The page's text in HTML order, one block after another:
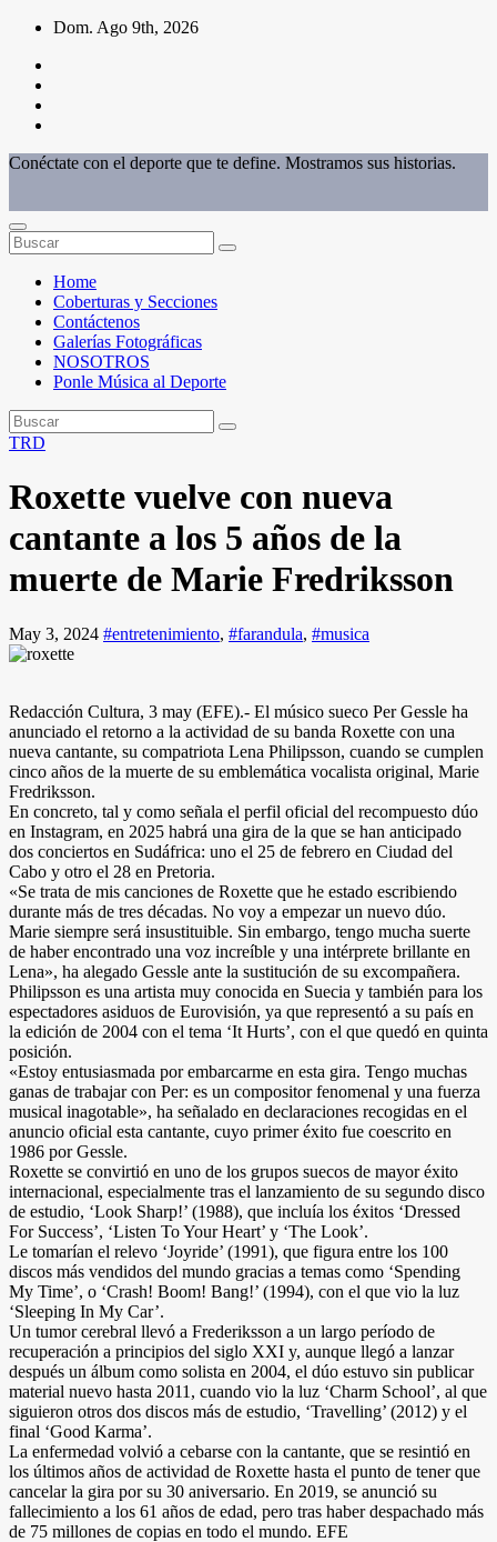
Saltar
contenido
Dom. Ago 9th, 2026
Conéctate con el deporte que te define. Mostramos sus historias.
Home
Coberturas y Secciones
Contáctenos
Galerías Fotográficas
NOSOTROS
Ponle Música al Deporte
TRD
Roxette vuelve con nueva
cantante a los 5 años de la
muerte de Marie Fredriksson
May 3, 2024 #entretenimiento, #farandula, #musica
Redacción Cultura, 3 may (EFE).- El músico sueco Per Gessle ha
anunciado el retorno a la actividad de su banda Roxette con una
nueva cantante, su compatriota Lena Philipsson, cuando se cumplen
cinco años de la muerte de su emblemática vocalista original, Marie
Fredriksson.
En concreto, tal y como señala el perfil oficial del recompuesto dúo
en Instagram, en 2025 habrá una gira de la que se han anticipado
dos conciertos en Sudáfrica: uno el 25 de febrero en Ciudad del
Cabo y otro el 28 en Pretoria.
«Se trata de mis canciones de Roxette que he estado escribiendo
durante más de tres décadas. No voy a empezar un nuevo dúo.
Marie siempre será insustituible. Sin embargo, tengo mucha suerte
de haber encontrado una voz increíble y una intérprete brillante en
Lena», ha alegado Gessle ante la sustitución de su excompañera.
Philipsson es una artista muy conocida en Suecia y también para los
espectadores asiduos de Eurovisión, ya que representó a su país en
la edición de 2004 con el tema ‘It Hurts’, con el que quedó en quinta
posición.
«Estoy entusiasmada por embarcarme en esta gira. Tengo muchas
ganas de trabajar con Per: es un compositor fenomenal y una fuerza
musical inagotable», ha señalado en declaraciones recogidas en el
anuncio oficial esta cantante, cuyo primer éxito fue coescrito en
1986 por Gessle.
Roxette se convirtió en uno de los grupos suecos de mayor éxito
internacional, especialmente tras el lanzamiento de su segundo disco
de estudio, ‘Look Sharp!’ (1988), que incluía los éxitos ‘Dressed
For Success’, ‘Listen To Your Heart’ y ‘The Look’.
Le tomarían el relevo ‘Joyride’ (1991), que figura entre los 100
discos más vendidos del mundo gracias a temas como ‘Spending
My Time’, o ‘Crash! Boom! Bang!’ (1994), con el que vio la luz
‘Sleeping In My Car’.
Un tumor cerebral llevó a Frederiksson a un largo período de
recuperación a principios del siglo XXI y, aunque llegó a lanzar
después un álbum como solista en 2004, el dúo estuvo sin publicar
material nuevo hasta 2011, cuando vio la luz ‘Charm School’, al que
siguieron otros dos discos más de estudio, ‘Travelling’ (2012) y el
final ‘Good Karma’.
La enfermedad volvió a cebarse con la cantante, que se resintió en
los últimos años de actividad de Roxette hasta el punto de tener que
cancelar la gira por su 30 aniversario. En 2019, se anunció su
fallecimiento a los 61 años de edad, pero tras haber despachado más
de 75 millones de copias en todo el mundo. EFE